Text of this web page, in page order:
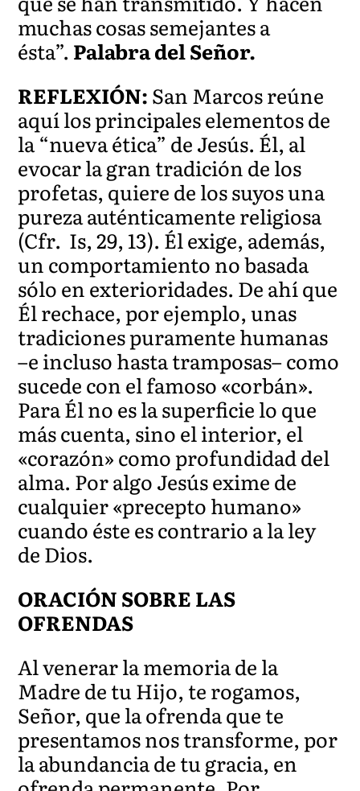
muchas cosas semejantes a
ésta”. Palabra del Señor.
REFLEXIÓN:San Marcos reúne
aquí los principales elementos de
la “nueva ética” de Jesús. Él, al
evocar la gran tradición de los
profetas, quiere de los suyos una
pureza auténticamente religiosa
(Cfr. Is, 29, 13). Él exige, además,
un comportamiento no basada
sólo en exterioridades. De ahí que
Él rechace, por ejemplo, unas
tradiciones puramente humanas
–e incluso hasta tramposas– como
sucede con el famoso «corbán».
Para Él no es la superficie lo que
más cuenta, sino el interior, el
«corazón» como profundidad del
alma. Por algo Jesús exime de
cualquier «precepto humano»
cuando éste es contrario a la ley
de Dios.
ORACIÓN SOBRE LAS
OFRENDAS
Al venerar la memoria de la
Madre de tu Hijo, te rogamos,
Señor, que la ofrenda que te
presentamos nos transforme, por
la abundancia de tu gracia, en